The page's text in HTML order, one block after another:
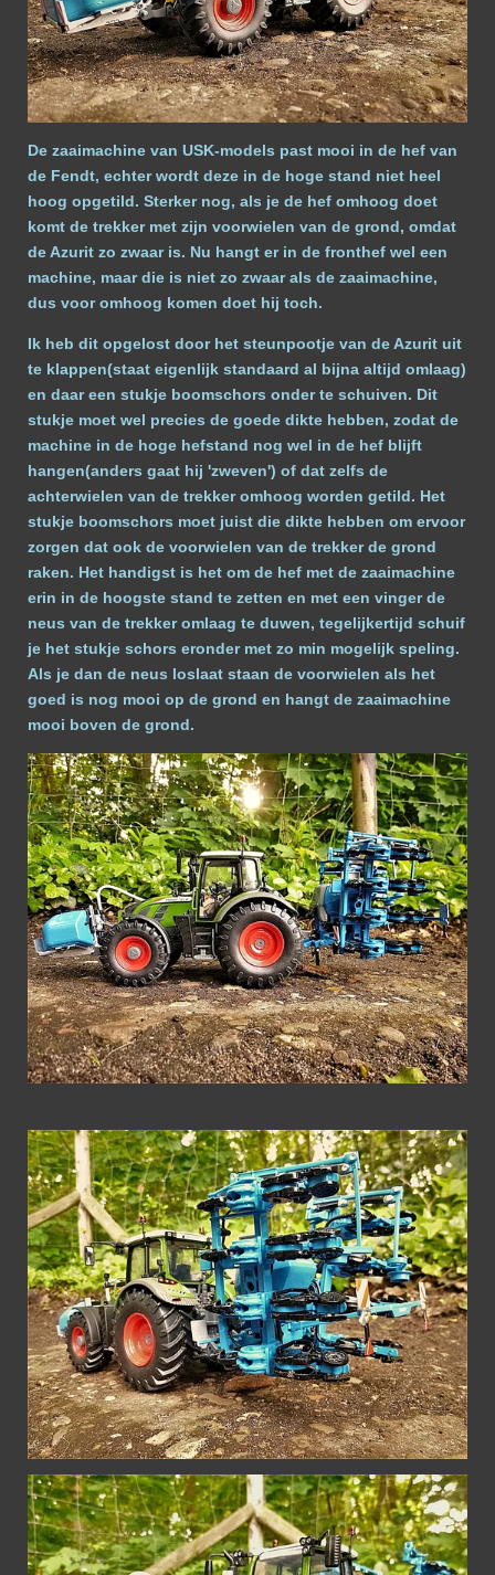
De zaaimachine van USK-models past mooi in de hef van
de Fendt, echter wordt deze in de hoge stand niet heel
hoog opgetild. Sterker nog, als je de hef omhoog doet
komt de trekker met zijn voorwielen van de grond, omdat
de Azurit zo zwaar is. Nu hangt er in de fronthef wel een
machine, maar die is niet zo zwaar als de zaaimachine,
dus voor omhoog komen doet hij toch.
Ik heb dit opgelost door het steunpootje van de Azurit uit
te klappen(staat eigenlijk standaard al bijna altijd omlaag)
en daar een stukje boomschors onder te schuiven. Dit
stukje moet wel precies de goede dikte hebben, zodat de
machine in de hoge hefstand nog wel in de hef blijft
hangen(anders gaat hij 'zweven') of dat zelfs de
achterwielen van de trekker omhoog worden getild. Het
stukje boomschors moet juist die dikte hebben om ervoor
zorgen dat ook de voorwielen van de trekker de grond
raken. Het handigst is het om de hef met de zaaimachine
erin in de hoogste stand te zetten en met een vinger de
neus van de trekker omlaag te duwen, tegelijkertijd schuif
je het stukje schors eronder met zo min mogelijk speling.
Als je dan de neus loslaat staan de voorwielen als het
goed is nog mooi op de grond en hangt de zaaimachine
mooi boven de grond.